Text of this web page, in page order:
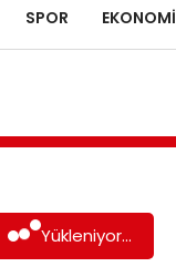
SPOR EKONOMI
Yükleniyor...